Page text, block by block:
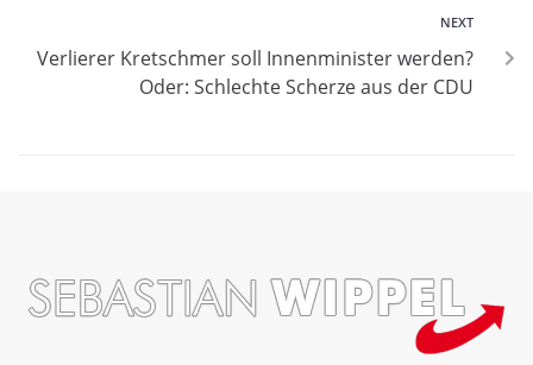
NEXT
Verlierer Kretschmer soll Innenminister werden?
Oder: Schlechte Scherze aus der CDU